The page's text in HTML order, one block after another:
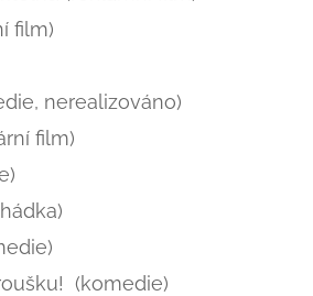
film)
nerealizováno)
film)
(komedie)